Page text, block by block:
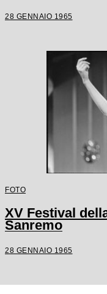
28 GENNAIO 1965
FOTO
XV Festival
Sanremo
28 GENNAIO 1965